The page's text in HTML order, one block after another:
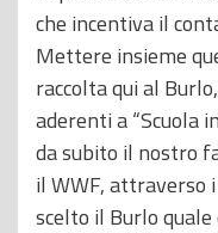
che incentiva il
Mettere insieme
raccolta qui al
aderenti a “Scuola
da subito il nostro
il WWF, attraverso
scelto il Burlo